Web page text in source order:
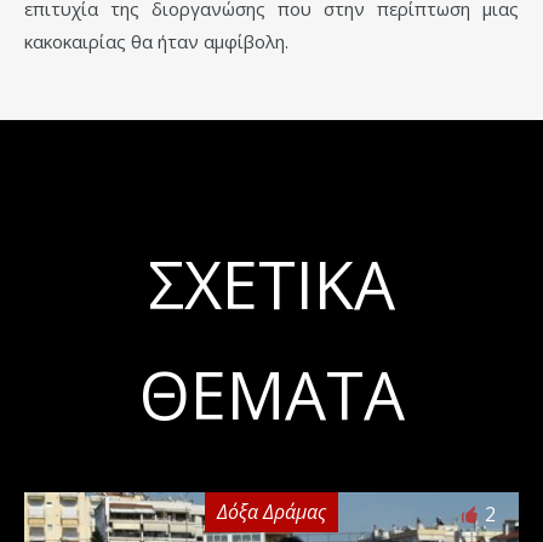
επιτυχία της διοργανώσης που στην περίπτωση μιας
κακοκαιρίας θα ήταν αμφίβολη.
ΣΧΕΤΙΚΆ
ΘΈΜΑΤΑ
Δόξα Δράμας 2